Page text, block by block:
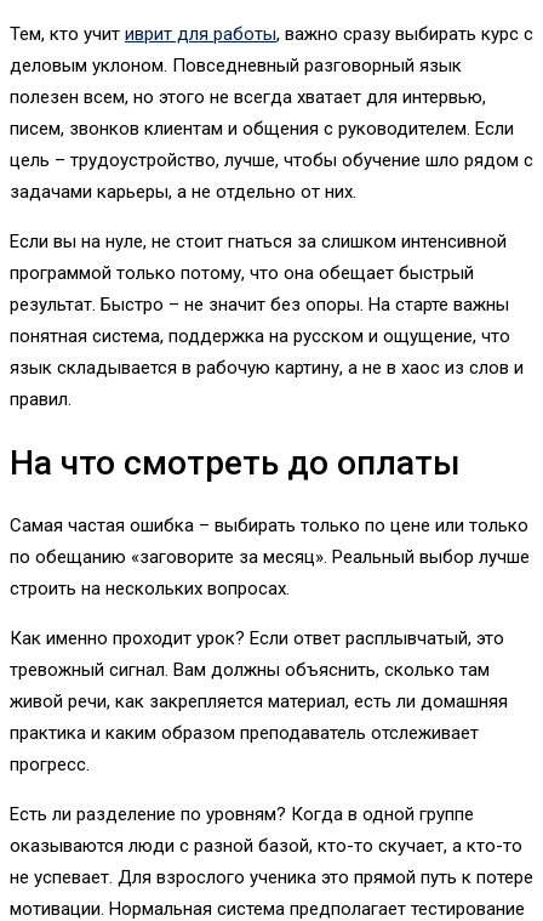
Тем, кто учит иврит для работы, важно сразу выбирать курс с
деловым уклоном. Повседневный разговорный язык
полезен всем, но этого не всегда хватает для интервью,
писем, звонков клиентам и общения с руководителем. Если
цель – трудоустройство, лучше, чтобы обучение шло рядом с
задачами карьеры, а не отдельно от них.
Если вы на нуле, не стоит гнаться за слишком интенсивной
программой только потому, что она обещает быстрый
результат. Быстро – не значит без опоры. На старте важны
понятная система, поддержка на русском и ощущение, что
язык складывается в рабочую картину, а не в хаос из слов и
правил.
На что смотреть до оплаты
Самая частая ошибка – выбирать только по цене или только
по обещанию «заговорите за месяц». Реальный выбор лучше
строить на нескольких вопросах.
Как именно проходит урок? Если ответ расплывчатый, это
тревожный сигнал. Вам должны объяснить, сколько там
живой речи, как закрепляется материал, есть ли домашняя
практика и каким образом преподаватель отслеживает
прогресс.
Есть ли разделение по уровням? Когда в одной группе
оказываются люди с разной базой, кто-то скучает, а кто-то
не успевает. Для взрослого ученика это прямой путь к потере
мотивации. Нормальная система предполагает тестирование